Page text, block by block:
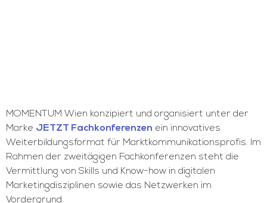
MOMENTUM Wien konzipiert und organisiert unter der
Marke JETZT Fachkonferenzen ein innovatives
Weiterbildungsformat für Marktkommunikationsprofis. Im
Rahmen der zweitägigen Fachkonferenzen steht die
Vermittlung von Skills und Know-how in digitalen
Marketingdisziplinen sowie das Netzwerken im
Vordergrund.